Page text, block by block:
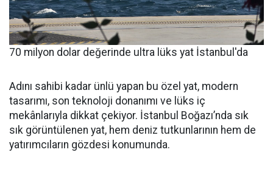
70 milyon dolar değerinde ultra lüks yat İstanbul'da
Adını sahibi kadar ünlü yapan bu özel yat, modern
tasarımı, son teknoloji donanımı ve lüks iç
mekânlarıyla dikkat çekiyor. İstanbul Boğazı’nda sık
sık görüntülenen yat, hem deniz tutkunlarının hem de
yatırımcıların gözdesi konumunda.